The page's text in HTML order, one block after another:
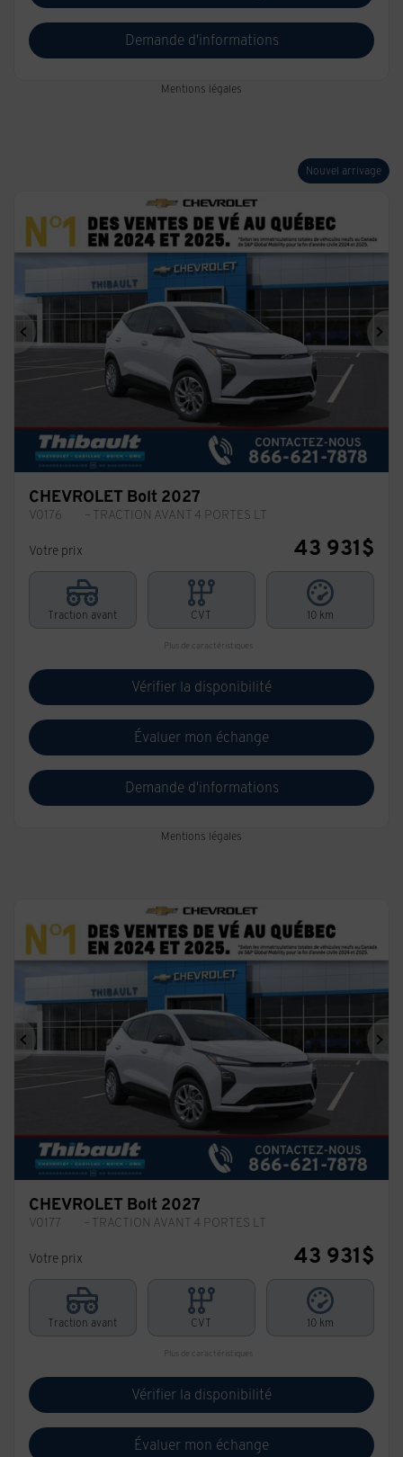
Demande d'informations
Mentions légales
Nouvel arrivage
Précédent
CHEVROLET Bolt 2027
V0176 – TRACTION AVANT 4 PORTES LT
Votre prix 43 931$
Traction avant CVT 10 km
Plus de caractéristiques
Vérifier la disponibilité
Évaluer mon échange
Demande d'informations
Mentions légales
Précédent
CHEVROLET Bolt 2027
V0177 – TRACTION AVANT 4 PORTES LT
Votre prix 43 931$
Traction avant CVT 10 km
Plus de caractéristiques
Vérifier la disponibilité
Évaluer mon échange